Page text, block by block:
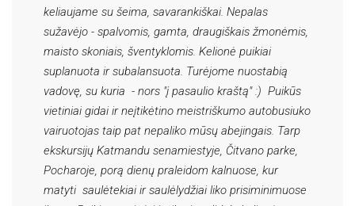
keliaujame su šeima, savarankiškai. Nepalas
sužavėjo - spalvomis, gamta, draugiškais žmonėmis,
maisto skoniais, šventyklomis. Kelionė puikiai
suplanuota ir subalansuota. Turėjome nuostabią
vadovę, su kuria - nors "į pasaulio kraštą" :) Puikūs
vietiniai gidai ir neįtikėtino meistriškumo autobusiuko
vairuotojas taip pat nepaliko mūsų abejingais. Tarp
ekskursijų Katmandu senamiestyje, Čitvano parke,
Pocharoje, porą dienų praleidom kalnuose, kur
matyti saulėtekiai ir saulėlydžiai liko prisiminimuose